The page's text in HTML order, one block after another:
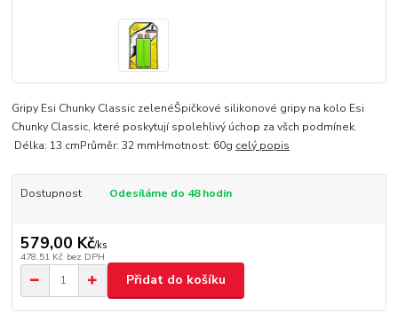
Gripy Esi Chunky Classic zelenéŠpičkové silikonové gripy na kolo Esi
Chunky Classic, které poskytují spolehlivý úchop za všch podmínek.
Délka: 13 cmPrůměr: 32 mmHmotnost: 60g celý popis
Dostupnost Odesíláme do 48 hodin
579,00 Kč/ks
478,51 Kč bez DPH
Přidat do košíku